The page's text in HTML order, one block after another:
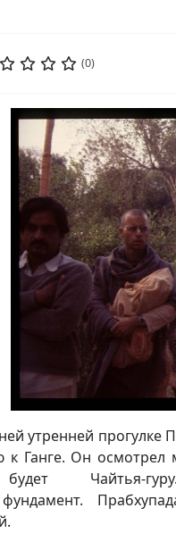
(0)
утренней прогулке
к Ганге. Он осмотрел
Чайтья-
фундамент.